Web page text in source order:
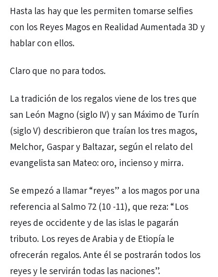
Hasta las hay que les permiten tomarse selfies
con los Reyes Magos en Realidad Aumentada 3D y
hablar con ellos.
Claro que no para todos.
La tradición de los regalos viene de los tres que
san León Magno (siglo IV) y san Máximo de Turín
(siglo V) describieron que traían los tres magos,
Melchor, Gaspar y Baltazar, según el relato del
evangelista san Mateo: oro, incienso y mirra.
Se empezó a llamar “reyes” a los magos por una
referencia al Salmo 72 (10 -11), que reza: “Los
reyes de occidente y de las islas le pagarán
tributo. Los reyes de Arabia y de Etiopía le
ofrecerán regalos. Ante él se postrarán todos los
reyes y le servirán todas las naciones”.